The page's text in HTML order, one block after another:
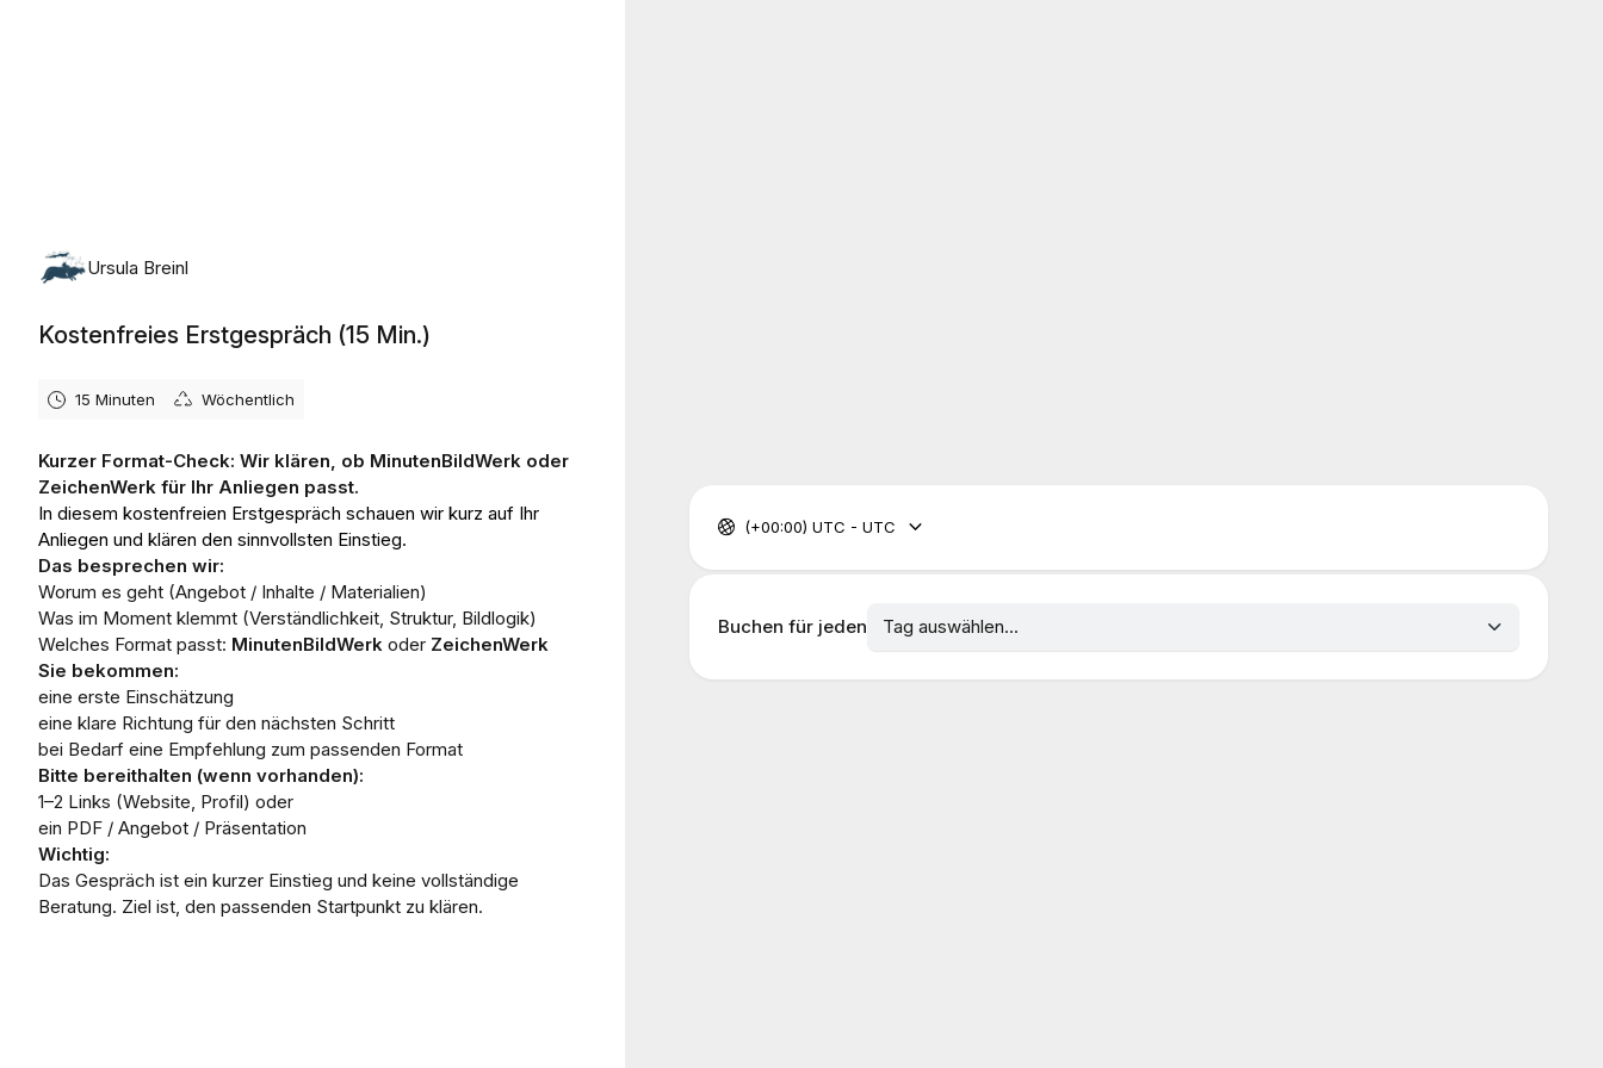
Ursula Breinl
Kostenfreies Erstgespräch (15 Min.)
15 Minuten Wöchentlich
Kurzer Format-Check: Wir klären, ob MinutenBildWerk oder
ZeichenWerk für Ihr Anliegen passt.
In diesem kostenfreien Erstgespräch schauen wir kurz auf Ihr
Anliegen und klären den sinnvollsten Einstieg.
Das besprechen wir:
Worum es geht (Angebot / Inhalte / Materialien)
Was im Moment klemmt (Verständlichkeit, Struktur, Bildlogik)
Welches Format passt: MinutenBildWerk oder ZeichenWerk
Sie bekommen:
eine erste Einschätzung
eine klare Richtung für den nächsten Schritt
bei Bedarf eine Empfehlung zum passenden Format
Bitte bereithalten (wenn vorhanden):
1–2 Links (Website, Profil) oder
ein PDF / Angebot / Präsentation
Wichtig:
Das Gespräch ist ein kurzer Einstieg und keine vollständige
Beratung. Ziel ist, den passenden Startpunkt zu klären.
(+00:00) UTC - UTC
Buchen für jeden